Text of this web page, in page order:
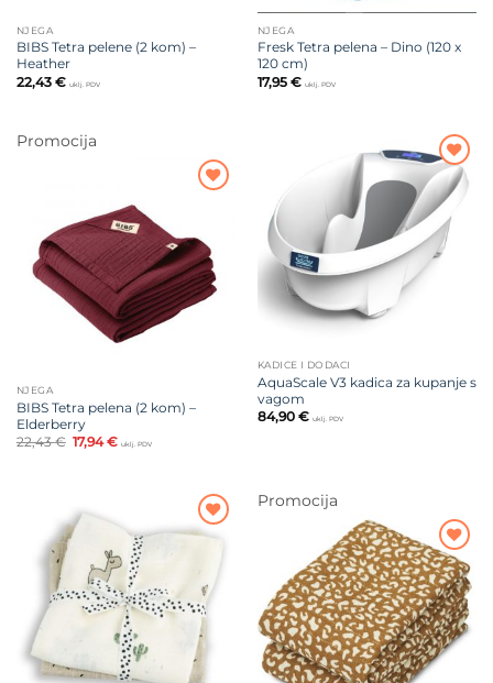
NJEGA
BIBS Tetra pelene (2 kom) –
Heather
22,43 € uklj. PDV
NJEGA
Fresk Tetra pelena – Dino (120 x
120 cm)
17,95 € uklj. PDV
Promocija
NJEGA
BIBS Tetra pelena (2 kom) –
Elderberry
22,43€ Izvorna
cijena
17,94€Trenutna
uklj. PDV
Dodajte
na listu
želja
KADICE I DODACI
AquaScale V3 kadica za kupanje s
vagom
84,90 € uklj. PDV
Dodajte
Promocija
Dodajte
na listu
želja